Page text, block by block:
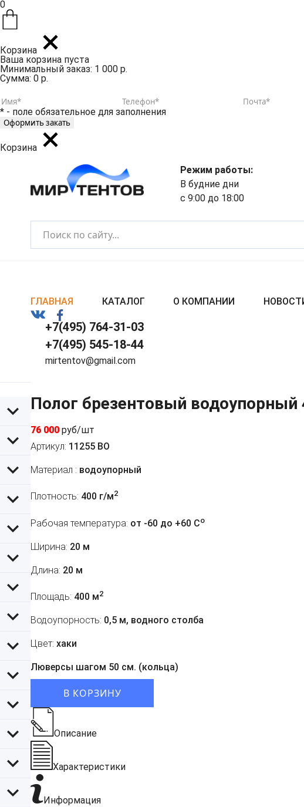
0
Корзина
Ваша корзина пуста
Минимальный заказ: 1 000 р.
Сумма: 0 р.
* - поле обязательное для заполнения
Корзина
Режим работы:
В будние дни
с 9:00 до 18:00
ГЛАВНАЯ КАТАЛОГ О КОМПАНИИ
+7(495) 764-31-03
+7(495) 545-18-44
mirtentov@gmail.com
Полог брезентовый
76 000 руб/шт
Артикул: 11255 ВО
Материал : водоупорный
Плотность: 400 г/м2
Рабочая температура: от -60 до +60 Co
Ширина: 20 м
Длина: 20 м
Площадь: 400 м2
Водоупорность: 0,5 м, водного столба
Цвет: хаки
Люверсы шагом 50 см. (кольца)
В КОРЗИНУ
Описание
Характеристики
Информация